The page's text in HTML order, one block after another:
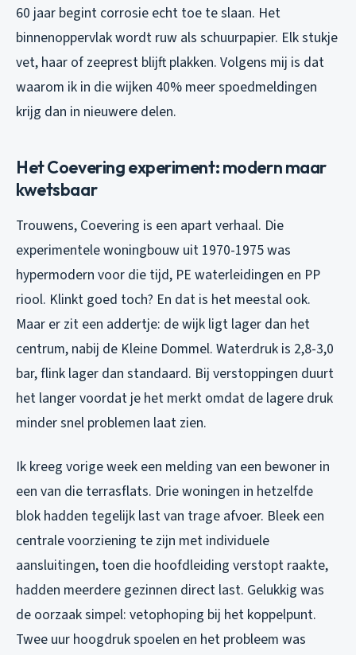
60 jaar begint corrosie echt toe te slaan. Het
binnenoppervlak wordt ruw als schuurpapier. Elk stukje
vet, haar of zeeprest blijft plakken. Volgens mij is dat
waarom ik in die wijken 40% meer spoedmeldingen
krijg dan in nieuwere delen.
Het Coevering experiment: modern maar
kwetsbaar
Trouwens, Coevering is een apart verhaal. Die
experimentele woningbouw uit 1970-1975 was
hypermodern voor die tijd, PE waterleidingen en PP
riool. Klinkt goed toch? En dat is het meestal ook.
Maar er zit een addertje: de wijk ligt lager dan het
centrum, nabij de Kleine Dommel. Waterdruk is 2,8-3,0
bar, flink lager dan standaard. Bij verstoppingen duurt
het langer voordat je het merkt omdat de lagere druk
minder snel problemen laat zien.
Ik kreeg vorige week een melding van een bewoner in
een van die terrasflats. Drie woningen in hetzelfde
blok hadden tegelijk last van trage afvoer. Bleek een
centrale voorziening te zijn met individuele
aansluitingen, toen die hoofdleiding verstopt raakte,
hadden meerdere gezinnen direct last. Gelukkig was
de oorzaak simpel: vetophoping bij het koppelpunt.
Twee uur hoogdruk spoelen en het probleem was